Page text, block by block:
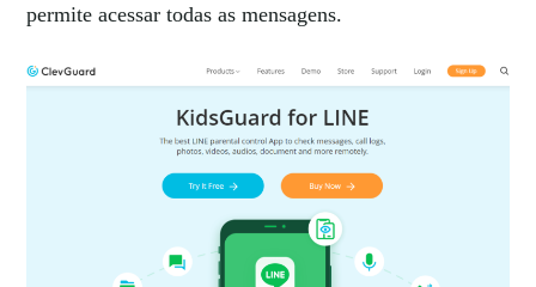
permite acessar todas as mensagens.